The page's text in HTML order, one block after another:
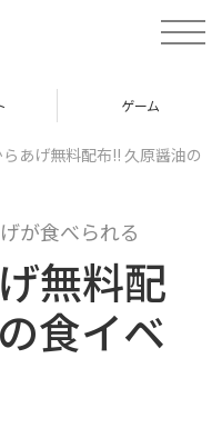
t
o
v
ゲーム
あげ無料配布!! 久原醤油の
が食べられる
無料配
食イベ